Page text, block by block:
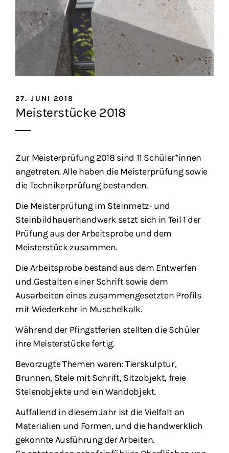
27. JUNI 2018
Meisterstücke 2018
Zur Meisterprüfung 2018 sind 11 Schüler*innen
angetreten. Alle haben die Meisterprüfung sowie
die Technikerprüfung bestanden.
Die Meisterprüfung im Steinmetz- und
Steinbildhauerhandwerk setzt sich in Teil 1 der
Prüfung aus der Arbeitsprobe und dem
Meisterstück zusammen.
Die Arbeitsprobe bestand aus dem Entwerfen
und Gestalten einer Schrift sowie dem
Ausarbeiten eines zusammengesetzten Profils
mit Wiederkehr in Muschelkalk.
Während der Pfingstferien stellten die Schüler
ihre Meisterstücke fertig.
Bevorzugte Themen waren: Tierskulptur,
Brunnen, Stele mit Schrift, Sitzobjekt, freie
Stelenobjekte und ein Wandobjekt.
Auffallend in diesem Jahr ist die Vielfalt an
Materialien und Formen, und die handwerklich
gekonnte Ausführung der Arbeiten.